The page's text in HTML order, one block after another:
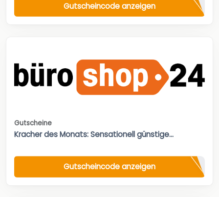
Gutscheincode anzeigen
Gutscheine
Kracher des Monats: Sensationell günstige...
Gutscheincode anzeigen